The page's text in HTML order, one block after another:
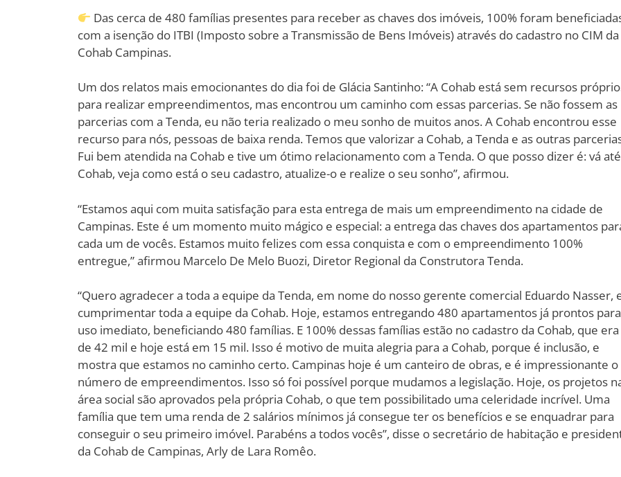
Das cerca de 480 famílias presentes para receber as chaves dos imóveis, 100% foram
com a isenção do ITBI (Imposto sobre a Transmissão de Bens Imóveis) através do cadastro no CIM da
Cohab Campinas.
Um dos relatos mais emocionantes do dia foi de Glácia Santinho: “A Cohab está sem recursos
para realizar empreendimentos, mas encontrou um caminho com essas parcerias. Se não fossem as
parcerias com a Tenda, eu não teria realizado o meu sonho de muitos anos. A Cohab encontrou esse
recurso para nós, pessoas de baixa renda. Temos que valorizar a Cohab, a Tenda e as outras
Fui bem atendida na Cohab e tive um ótimo relacionamento com a Tenda. O que posso dizer é: vá
Cohab, veja como está o seu cadastro, atualize-o e realize o seu sonho”, afirmou.
“Estamos aqui com muita satisfação para esta entrega de mais um empreendimento na cidade de
Campinas. Este é um momento muito mágico e especial: a entrega das chaves dos apartamentos
cada um de vocês. Estamos muito felizes com essa conquista e com o empreendimento 100%
entregue,” afirmou Marcelo De Melo Buozi, Diretor Regional da Construtora Tenda.
“Quero agradecer a toda a equipe da Tenda, em nome do nosso gerente comercial Eduardo Nasser,
cumprimentar toda a equipe da Cohab. Hoje, estamos entregando 480 apartamentos já prontos para
uso imediato, beneficiando 480 famílias. E 100% dessas famílias estão no cadastro da Cohab, que era
de 42 mil e hoje está em 15 mil. Isso é motivo de muita alegria para a Cohab, porque é inclusão, e
mostra que estamos no caminho certo. Campinas hoje é um canteiro de obras, e é impressionante o
número de empreendimentos. Isso só foi possível porque mudamos a legislação. Hoje, os projetos
área social são aprovados pela própria Cohab, o que tem possibilitado uma celeridade incrível. Uma
família que tem uma renda de 2 salários mínimos já consegue ter os benefícios e se enquadrar para
conseguir o seu primeiro imóvel. Parabéns a todos vocês”, disse o secretário de habitação e
da Cohab de Campinas, Arly de Lara Romêo.